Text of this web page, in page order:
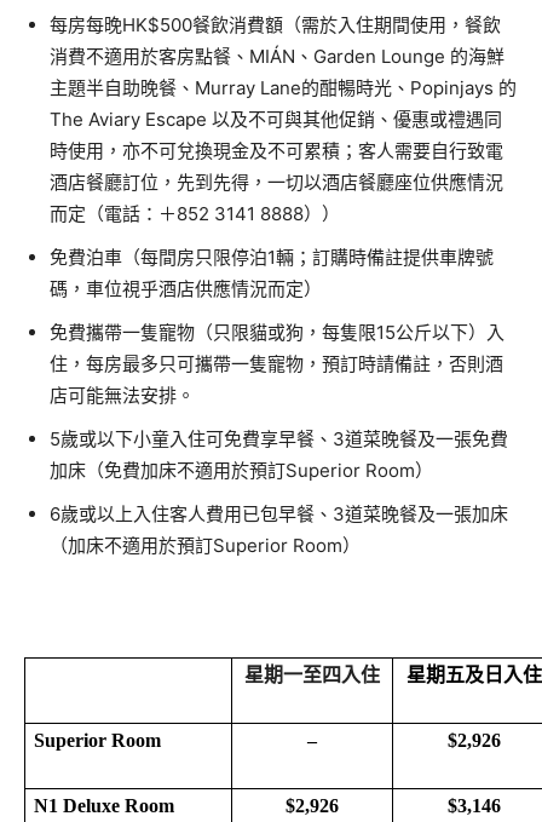
每房每晚HK$500餐飲消費額（需於入住期間使用，餐飲
消費不適用於客房點餐、MIÁN、Garden Lounge 的海鮮
主題半自助晚餐、Murray Lane的酣暢時光、Popinjays 的
The Aviary Escape 以及不可與其他促銷、優惠或禮遇同
時使用，亦不可兌換現金及不可累積；客人需要自行致電
酒店餐廳訂位，先到先得，一切以酒店餐廳座位供應情況
而定（電話：＋852 3141 8888））
免費泊車（每間房只限停泊1輛；訂購時備註提供車牌號
碼，車位視乎酒店供應情況而定）
免費攜帶一隻寵物（只限貓或狗，每隻限15公斤以下）入
住，每房最多只可攜帶一隻寵物，預訂時請備註，否則酒
店可能無法安排。
5歲或以下小童入住可免費享早餐、3道菜晚餐及一張免費
加床（免費加床不適用於預訂​​Superior Room）
6歲或以上入住客人費用已包早餐、3道菜晚餐及一張加床
（加床不適用於預訂​​Superior Room）
星期一至四入住 星期五及日入住
Superior Room – $2,926
N1 Deluxe Room $2,926 $3,146